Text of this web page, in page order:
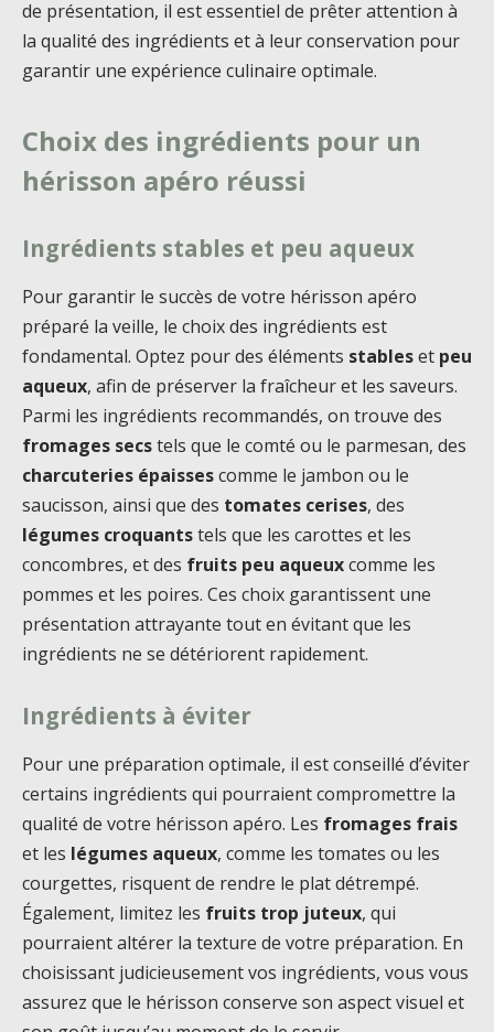
de présentation, il est essentiel de prêter attention à
la qualité des ingrédients et à leur conservation pour
garantir une expérience culinaire optimale.
Choix des ingrédients pour un
hérisson apéro réussi
Ingrédients stables et peu aqueux
Pour garantir le succès de votre hérisson apéro
préparé la veille, le choix des ingrédients est
fondamental. Optez pour des éléments stableset peu
aqueux, afin de préserver la fraîcheur et les saveurs.
Parmi les ingrédients recommandés, on trouve des
fromages secstels que le comté ou le parmesan, des
charcuteries épaissescomme le jambon ou le
saucisson, ainsi que des tomates cerises, des
légumes croquantstels que les carottes et les
concombres, et des fruits peu aqueuxcomme les
pommes et les poires. Ces choix garantissent une
présentation attrayante tout en évitant que les
ingrédients ne se détériorent rapidement.
Ingrédients à éviter
Pour une préparation optimale, il est conseillé d’éviter
certains ingrédients qui pourraient compromettre la
qualité de votre hérisson apéro. Les fromages frais
et les légumes aqueux, comme les tomates ou les
courgettes, risquent de rendre le plat détrempé.
Également, limitez les fruits trop juteux, qui
pourraient altérer la texture de votre préparation. En
choisissant judicieusement vos ingrédients, vous vous
assurez que le hérisson conserve son aspect visuel et